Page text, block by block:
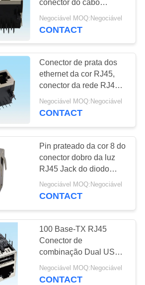
de cartão
9
de cabo do
6
Flat
conector do cabo
ethernet RJ45 sem
ranhura para cartão
Negociável MOQ:Negociável
CONTACT
Conector de prata dos
ethernet da cor RJ45,
conector da rede RJ45
para os ethernet 1G
Negociável MOQ:Negociável
CONTACT
Pin prateado da cor 8 do
conector dobro da luz
RJ45 Jack do diodo
emissor de luz do verde
em produtos da rede
Negociável MOQ:Negociável
CONTACT
100 Base-TX RJ45
Conector de
combinação Dual USB
Tipo DIP
Negociável MOQ:Negociável
CONTACT